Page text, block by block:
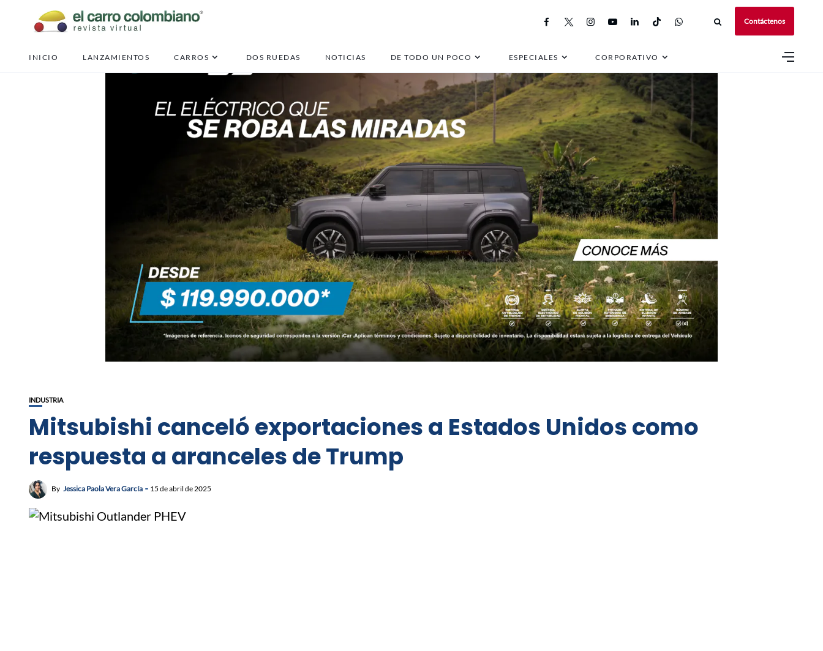
Contáctenos
INICIO LANZAMIENTOS CARROS DOS RUEDAS NOTICIAS DE TODO UN POCO ESPECIALES CORPORATIVO
INDUSTRIA
Mitsubishi canceló exportaciones a Estados Unidos como
respuesta a aranceles de Trump
By Jessica Paola Vera García 15 de abril de 2025